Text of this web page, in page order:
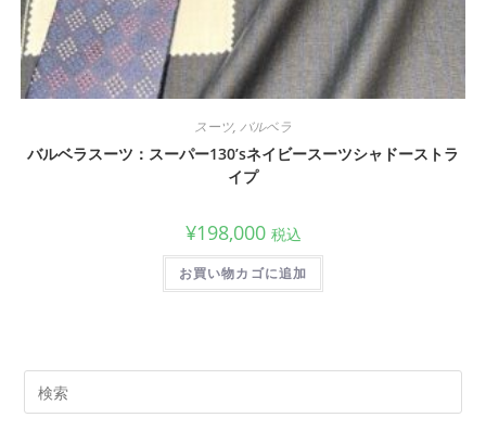
スーツ, バルベラ
バルベラスーツ：スーパー130’sネイビースーツシャドーストラ
イプ
¥198,000 税込
お買い物カゴに追加